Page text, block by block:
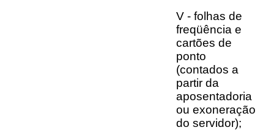
V - folhas de
freqüência e
cartões de
ponto
(contados a
partir da
aposentadoria
ou exoneração
do servidor);